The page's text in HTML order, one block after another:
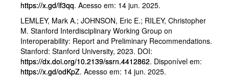
https://x.gd/lf3qq. Acesso em: 14 jun. 2025.
LEMLEY, Mark A.; JOHNSON, Eric E.; RILEY, Christopher
M. Stanford Interdisciplinary Working Group on
Interoperability: Report and Preliminary Recommendations.
Stanford: Stanford University, 2023. DOI:
https://dx.doi.org/10.2139/ssrn.4412862. Disponível em:
https://x.gd/odKpZ. Acesso em: 14 jun. 2025.